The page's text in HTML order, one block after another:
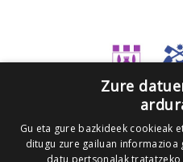
Zure
Gu eta gure bazkideek cookieak
ditugu zure gailuan informazioa
datu pertsonalak tratatzeko